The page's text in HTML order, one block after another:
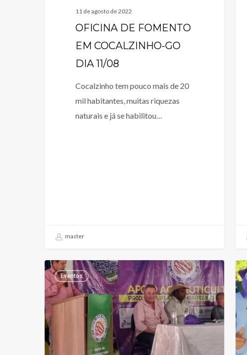
11 de agosto de 2022
OFICINA DE FOMENTO
EM COCALZINHO-GO
DIA 11/08
Cocalzinho tem pouco mais de 20
mil habitantes, muitas riquezas
naturais e já se habilitou…
master
Eventos